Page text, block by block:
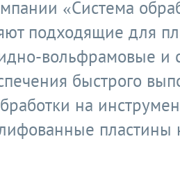
«Система
подходящие для
вольфрамовые и
быстрого
на
пластины